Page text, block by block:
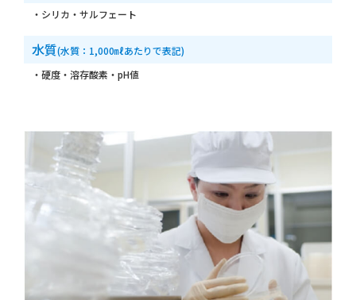
・シリカ・サルフェート
水質(水質：1,000㎖あたりで表記)
・硬度・溶存酸素・pH値